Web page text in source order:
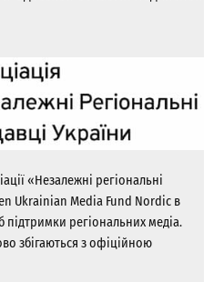
«Незалежні регіональні
Ukrainian Media Fund Nordic в
підтримки регіональних медіа.
збігаються з офіційною